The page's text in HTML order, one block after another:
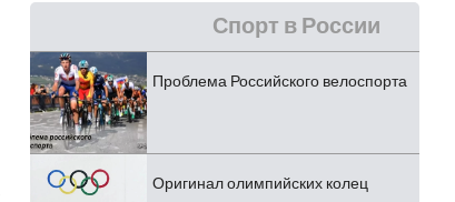
Спорт в России
Проблема Российского велоспорта
Оригинал олимпийских колец